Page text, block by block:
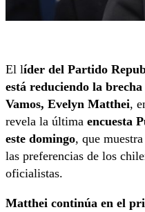
El líder del Partido
está reduciendo la
Vamos, Evelyn Matthei,
revela la última encuesta
este domingo, que
las preferencias de los
oficialistas.
Matthei continúa en el